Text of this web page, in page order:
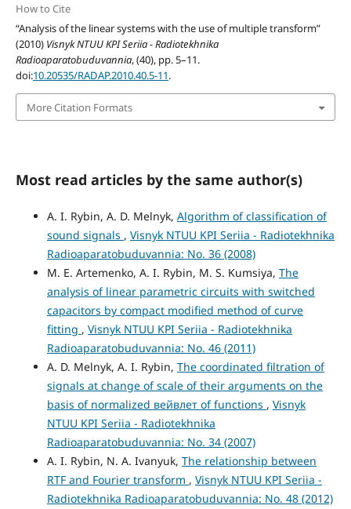
How to Cite
“Analysis of the linear systems with the use of multiple transform”
(2010) Visnyk NTUU KPI Seriia - Radiotekhnika
Radioaparatobuduvannia, (40), pp. 5–11.
doi:10.20535/RADAP.2010.40.5-11.
More Citation Formats
Most read articles by the same author(s)
A. I. Rybin, A. D. Melnyk, Algorithm of classification of
sound signals , Visnyk NTUU KPI Seriia - Radiotekhnika
Radioaparatobuduvannia: No. 36 (2008)
M. E. Artemenko, A. I. Rybin, M. S. Kumsiya, The
analysis of linear parametric circuits with switched
capacitors by compact modified method of curve
fitting , Visnyk NTUU KPI Seriia - Radiotekhnika
Radioaparatobuduvannia: No. 46 (2011)
A. D. Melnyk, A. I. Rybin, The coordinated filtration of
signals at change of scale of their arguments on the
basis of normalized вейвлет of functions , Visnyk
NTUU KPI Seriia - Radiotekhnika
Radioaparatobuduvannia: No. 34 (2007)
A. I. Rybin, N. A. Ivanyuk, The relationship between
RTF and Fourier transform , Visnyk NTUU KPI Seriia -
Radiotekhnika Radioaparatobuduvannia: No. 48 (2012)